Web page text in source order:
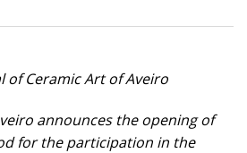
of Ceramic Art of Aveiro
announces the opening of
for the participation in the